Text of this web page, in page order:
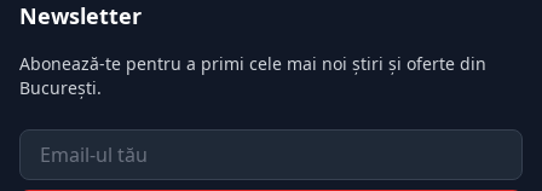
Newsletter
Abonează-te pentru a primi cele mai noi știri și oferte din
București.
Email